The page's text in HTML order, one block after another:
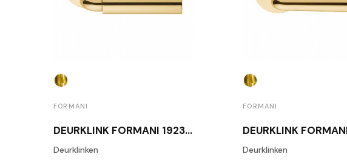
FORMANI
DEURKLINK FORMANI 1923 GEPOLIJSTE MESSING
Deurklinken
FORMANI
Deurklinken